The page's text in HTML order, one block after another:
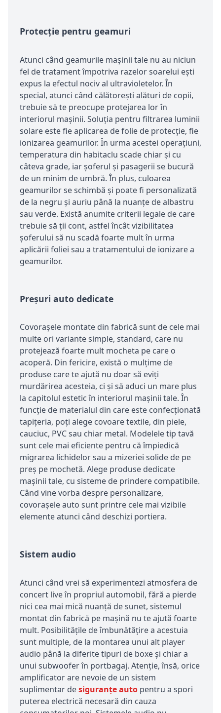
Protecţie pentru geamuri
Atunci când geamurile maşinii tale nu au niciun
fel de tratament împotriva razelor soarelui eşti
expus la efectul nociv al ultravioletelor. În
special, atunci când călătoreşti alături de copii,
trebuie să te preocupe protejarea lor în
interiorul maşinii. Soluţia pentru filtrarea luminii
solare este fie aplicarea de folie de protecţie, fie
ionizarea geamurilor. În urma acestei operaţiuni,
temperatura din habitaclu scade chiar şi cu
câteva grade, iar şoferul şi pasagerii se bucură
de un minim de umbră. În plus, culoarea
geamurilor se schimbă şi poate fi personalizată
de la negru şi auriu până la nuanţe de albastru
sau verde. Există anumite criterii legale de care
trebuie să ţii cont, astfel încât vizibilitatea
şoferului să nu scadă foarte mult în urma
aplicării foliei sau a tratamentului de ionizare a
geamurilor.
Preşuri auto dedicate
Covoraşele montate din fabrică sunt de cele mai
multe ori variante simple, standard, care nu
protejează foarte mult mocheta pe care o
acoperă. Din fericire, există o mulţime de
produse care te ajută nu doar să eviţi
murdărirea acesteia, ci şi să aduci un mare plus
la capitolul estetic în interiorul maşinii tale. În
funcţie de materialul din care este confecţionată
tapiţeria, poţi alege covoare textile, din piele,
cauciuc, PVC sau chiar metal. Modelele tip tavă
sunt cele mai eficiente pentru că împiedică
migrarea lichidelor sau a mizeriei solide de pe
preş pe mochetă. Alege produse dedicate
maşinii tale, cu sisteme de prindere compatibile.
Când vine vorba despre personalizare,
covoraşele auto sunt printre cele mai vizibile
elemente atunci când deschizi portiera.
Sistem audio
Atunci când vrei să experimentezi atmosfera de
concert live în propriul automobil, fără a pierde
nici cea mai mică nuanţă de sunet, sistemul
montat din fabrică pe maşină nu te ajută foarte
mult. Posibilităţile de îmbunătăţire a acestuia
sunt multiple, de la montarea unui alt player
audio până la diferite tipuri de boxe şi chiar a
unui subwoofer în portbagaj. Atenţie, însă, orice
amplificator are nevoie de un sistem
suplimentar desiguranţe auto pentru a spori
puterea electrică necesară din cauza